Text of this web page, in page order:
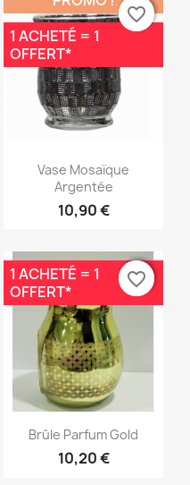
Aperçu rapide
Vase Mosaïque
Argentée
10,90 €
1 ACHETÉ = 1
OFFERT*
favorite_border
favorite_border
Aperçu rapide
Brûle Parfum Gold
10,20 €
1 ACHETÉ = 1
OFFERT*
favorite_border
favorite_border